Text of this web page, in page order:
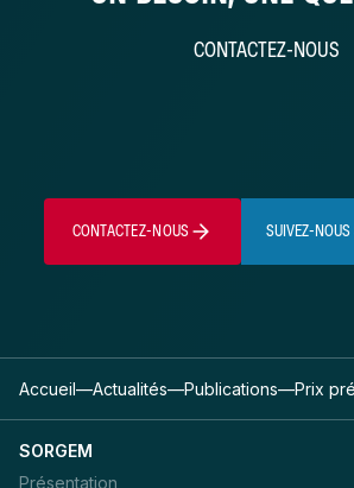
CONTACTEZ-NOUS
CONTACTEZ-NOUS SUIVEZ-
Accueil—Actualités—Publications—Prix
SORGEM
Présentation